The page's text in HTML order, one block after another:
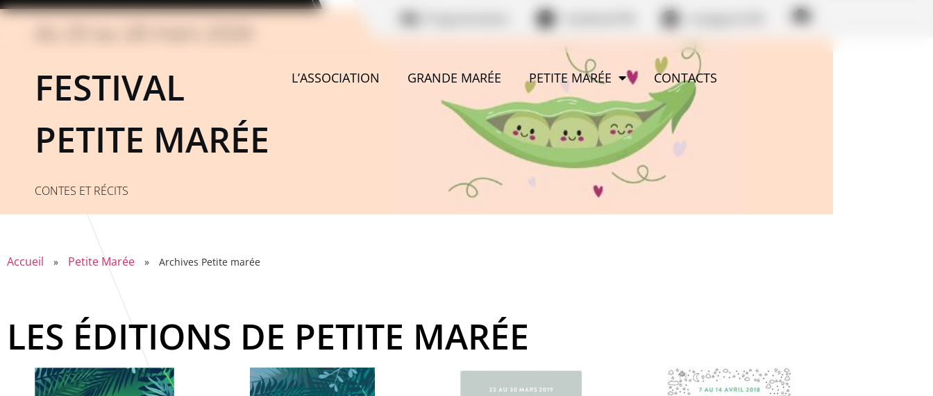
L’ASSOCIATION GRANDE MARÉE PETITE MARÉE CONTACTS
FESTIVAL
PETITE MARÉE
CONTES ET RÉCITS
Accueil » Petite Marée » Archives Petite marée
LES ÉDITIONS DE PETITE MARÉE